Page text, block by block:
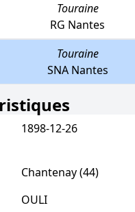
Touraine
RG Nantes
Touraine
SNA Nantes
1898-12-26
Chantenay (44)
OULI